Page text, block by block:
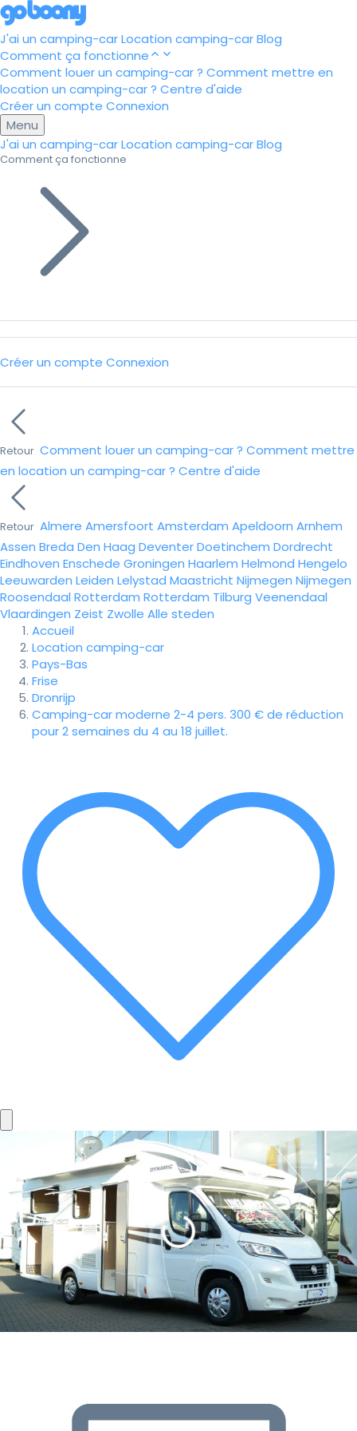
J'ai un camping-carLocation camping-carBlog
Comment ça fonctionne
Comment louer un camping-car ? Comment mettre en
location un camping-car ? Centre d'aide
Créer un compte Connexion
Menu
J'ai un camping-carLocation camping-carBlog
Comment ça fonctionne
Créer un compte Connexion
Retour Comment louer un camping-car ? Comment mettre
en location un camping-car ? Centre d'aide
Retour Almere Amersfoort Amsterdam Apeldoorn Arnhem
Assen Breda Den Haag DeventerDoetinchem Dordrecht
Eindhoven Enschede Groningen Haarlem Helmond Hengelo
Leeuwarden Leiden Lelystad Maastricht Nijmegen Nijmegen
Roosendaal Rotterdam Rotterdam Tilburg Veenendaal
Vlaardingen Zeist Zwolle Alle steden
Accueil
Location camping-car
Pays-Bas
Frise
Dronrijp
Camping-car moderne 2-4 pers. 300 € de réduction
pour 2 semaines du 4 au 18 juillet.